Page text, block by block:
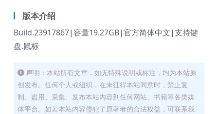
版本介绍
Build.23917867|容量19.27GB|官方简体中文|支持键
盘.鼠标
声明：本站所有文章，如无特殊说明或标注，均为本站原
创发布。任何个人或组织，在未征得本站同意时，禁止复
制、盗用、采集、发布本站内容到任何网站、书籍等各类媒
体平台。如若本站内容侵犯了原著者的合法权益，可联系我